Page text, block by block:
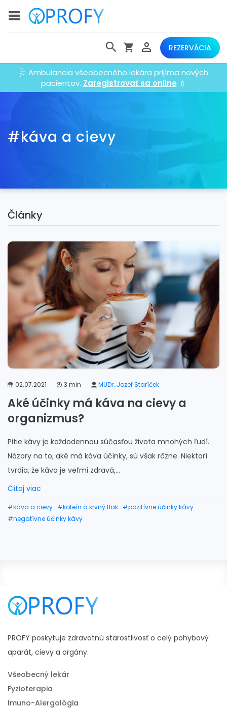
REZERVÁCIA
🩺 Ambulancia všeobecného lekára prijíma nových
pacientov. Zaregistrovať sa online 💉
#káva a cievy
Články
02.07.2021 3 min MUDr. Jozef Staríček
Aké účinky má káva na cievy a
organizmus?
Pitie kávy je každodennou súčasťou života mnohých ľudí.
Názory na to, aké má káva účinky, sú však rôzne. Niektorí
tvrdia, že káva je veľmi zdravá,...
Čítaj viac
#káva a cievy #kofeín a krvný tlak #pozitívne účinky kávy
#negatívne účinky kávy
PROFY poskytuje zdravotnú starostlivosť o celý pohybový
aparát, cievy a orgány.
Všeobecný lekár
Fyzioterapia
Imuno-Alergológia